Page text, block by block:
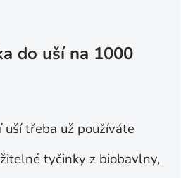
do uší na 1000
uší třeba už používáte
tyčinky z biobavlny,